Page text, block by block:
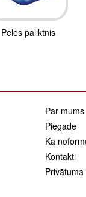
Peles paliktnis
Par mums
Piegade
Ka
Kontakti